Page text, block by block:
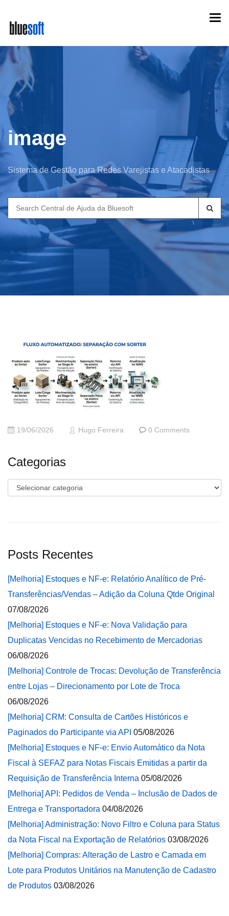
main
content
image
Sistema de Gestão para Redes Varejistas e Atacadistas
Search
for:
19/06/2026 Hugo Ferreira 0 Comments
Categorias
Categorias
Posts Recentes
[Melhoria] Estoques e NF-e: Relatório Analítico de Pré-
Transferências/Vendas – Adição da Coluna Qtde Original
07/08/2026
[Melhoria] Estoques e NF-e: Nova Validação para
Duplicatas Vencidas no Recebimento de Mercadorias
06/08/2026
[Melhoria] Controle de Trocas: Devolução de Transferência
entre Lojas – Direcionamento por Lote de Troca
06/08/2026
[Melhoria] CRM: Consulta de Cartões Históricos e
Paginados do Participante via API 05/08/2026
[Melhoria] Estoques e NF-e: Envio Automático da Nota
Fiscal à SEFAZ para Notas Fiscais Emitidas a partir da
Requisição de Transferência Interna 05/08/2026
[Melhoria] API: Pedidos de Venda – Inclusão de Dados de
Entrega e Transportadora 04/08/2026
[Melhoria] Administração: Novo Filtro e Coluna para Status
da Nota Fiscal na Exportação de Relatórios 03/08/2026
[Melhoria] Compras: Alteração de Lastro e Camada em
Lote para Produtos Unitários na Manutenção de Cadastro
de Produtos 03/08/2026